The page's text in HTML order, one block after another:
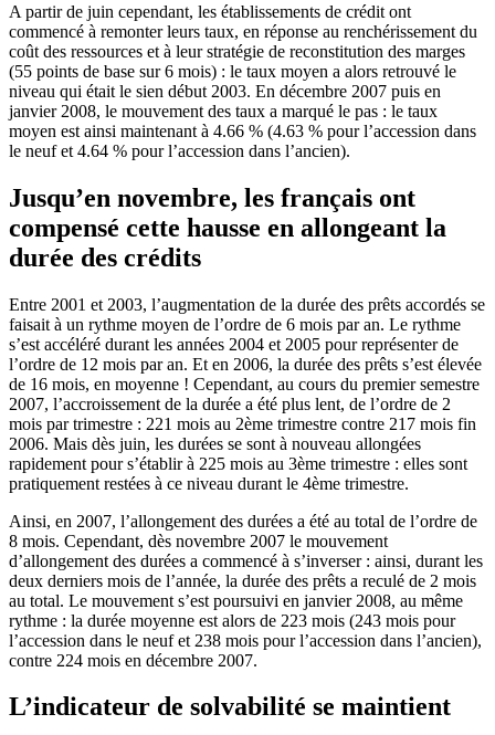
A partir de juin cependant, les établissements de crédit ont
commencé à remonter leurs taux, en réponse au renchérissement du
coût des ressources et à leur stratégie de reconstitution des marges
(55 points de base sur 6 mois) : le taux moyen a alors retrouvé le
niveau qui était le sien début 2003. En décembre 2007 puis en
janvier 2008, le mouvement des taux a marqué le pas : le taux
moyen est ainsi maintenant à 4.66 % (4.63 % pour l’accession dans
le neuf et 4.64 % pour l’accession dans l’ancien).
Jusqu’en novembre, les français ont
compensé cette hausse en allongeant la
durée des crédits
Entre 2001 et 2003, l’augmentation de la durée des prêts accordés se
faisait à un rythme moyen de l’ordre de 6 mois par an. Le rythme
s’est accéléré durant les années 2004 et 2005 pour représenter de
l’ordre de 12 mois par an. Et en 2006, la durée des prêts s’est élevée
de 16 mois, en moyenne ! Cependant, au cours du premier semestre
2007, l’accroissement de la durée a été plus lent, de l’ordre de 2
mois par trimestre : 221 mois au 2ème trimestre contre 217 mois fin
2006. Mais dès juin, les durées se sont à nouveau allongées
rapidement pour s’établir à 225 mois au 3ème trimestre : elles sont
pratiquement restées à ce niveau durant le 4ème trimestre.
Ainsi, en 2007, l’allongement des durées a été au total de l’ordre de
8 mois. Cependant, dès novembre 2007 le mouvement
d’allongement des durées a commencé à s’inverser : ainsi, durant les
deux derniers mois de l’année, la durée des prêts a reculé de 2 mois
au total. Le mouvement s’est poursuivi en janvier 2008, au même
rythme : la durée moyenne est alors de 223 mois (243 mois pour
l’accession dans le neuf et 238 mois pour l’accession dans l’ancien),
contre 224 mois en décembre 2007.
L’indicateur de solvabilité se maintient